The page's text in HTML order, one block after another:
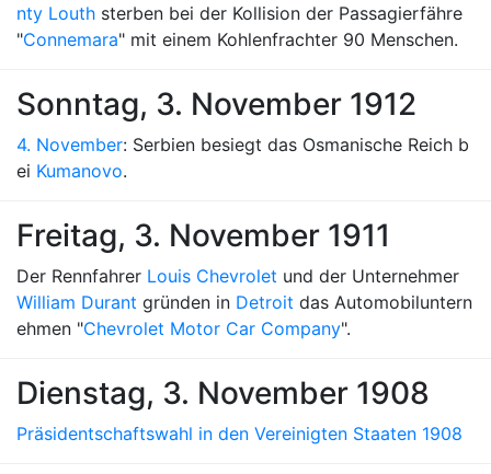
nty Louth sterben bei der Kollision der Passagierfähre
"Connemara" mit einem Kohlenfrachter 90 Menschen.
Sonntag, 3. November 1912
4. November: Serbien besiegt das Osmanische Reich b
ei Kumanovo.
Freitag, 3. November 1911
Der Rennfahrer Louis Chevrolet und der Unternehmer
William Durant gründen in Detroit das Automobiluntern
ehmen "Chevrolet Motor Car Company".
Dienstag, 3. November 1908
Präsidentschaftswahl in den Vereinigten Staaten 1908